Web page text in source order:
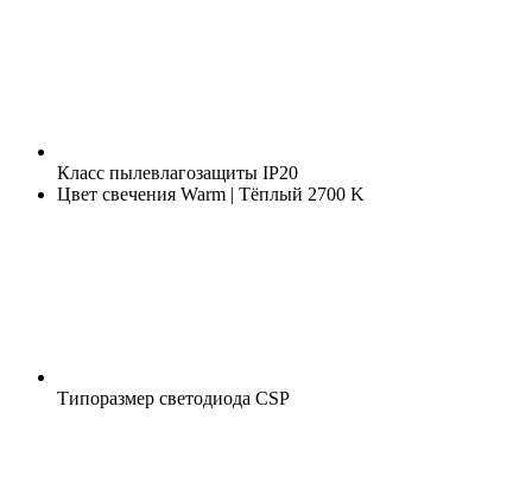
Класс пылевлагозащиты IP20
Цвет свечения Warm | Тёплый 2700 K
Типоразмер светодиода CSP